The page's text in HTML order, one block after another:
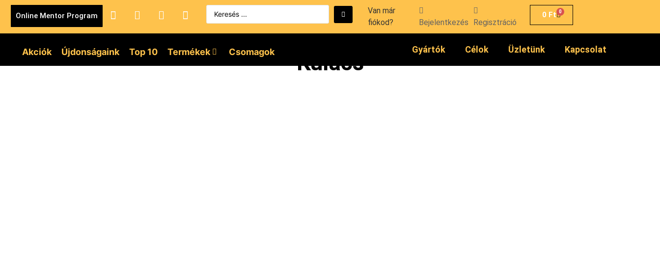
Online Mentor Program
Van már
fiókod?
Bejelentkezés Regisztráció
0 Ft 0
Akciók Újdonságaink Top 10 Termékek Csomagok Gyártók Célok Üzletünk Kapcsolat
Kulacs